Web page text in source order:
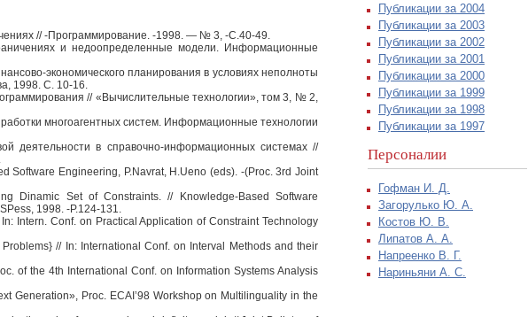
// -Программирование. -1998. — № 3, -С.40-49.
и недоопределенные модели. Информационные
экономического планирования в условиях неполноты
1998. С. 10-16.
// «Вычислительные технологии», том 3, № 2,
многоагентных систем. Информационные технологии
деятельности в справочно-информационных системах //
Engineering, P.Navrat, H.Ueno (eds). -(Proc. 3rd Joint
Dinamic Set of Constraints. // Knowledge-Based Software
1998. -P.124-131.
Intern. Conf. on Practical Application of Constraint Technology
// In: International Conf. on Interval Methods and their
of the 4th International Conf. on Information Systems Analysis
Generation», Proc. ECAI’98 Workshop on Multilinguality in the
Публикации за 2004
Публикации за 2003
Публикации за 2002
Публикации за 2001
Публикации за 2000
Публикации за 1999
Публикации за 1998
Публикации за 1997
Персоналии
Гофман И. Д.
Загорулько Ю. А.
Костов Ю. В.
Липатов А. А.
Напреенко В. Г.
Нариньяни А. С.